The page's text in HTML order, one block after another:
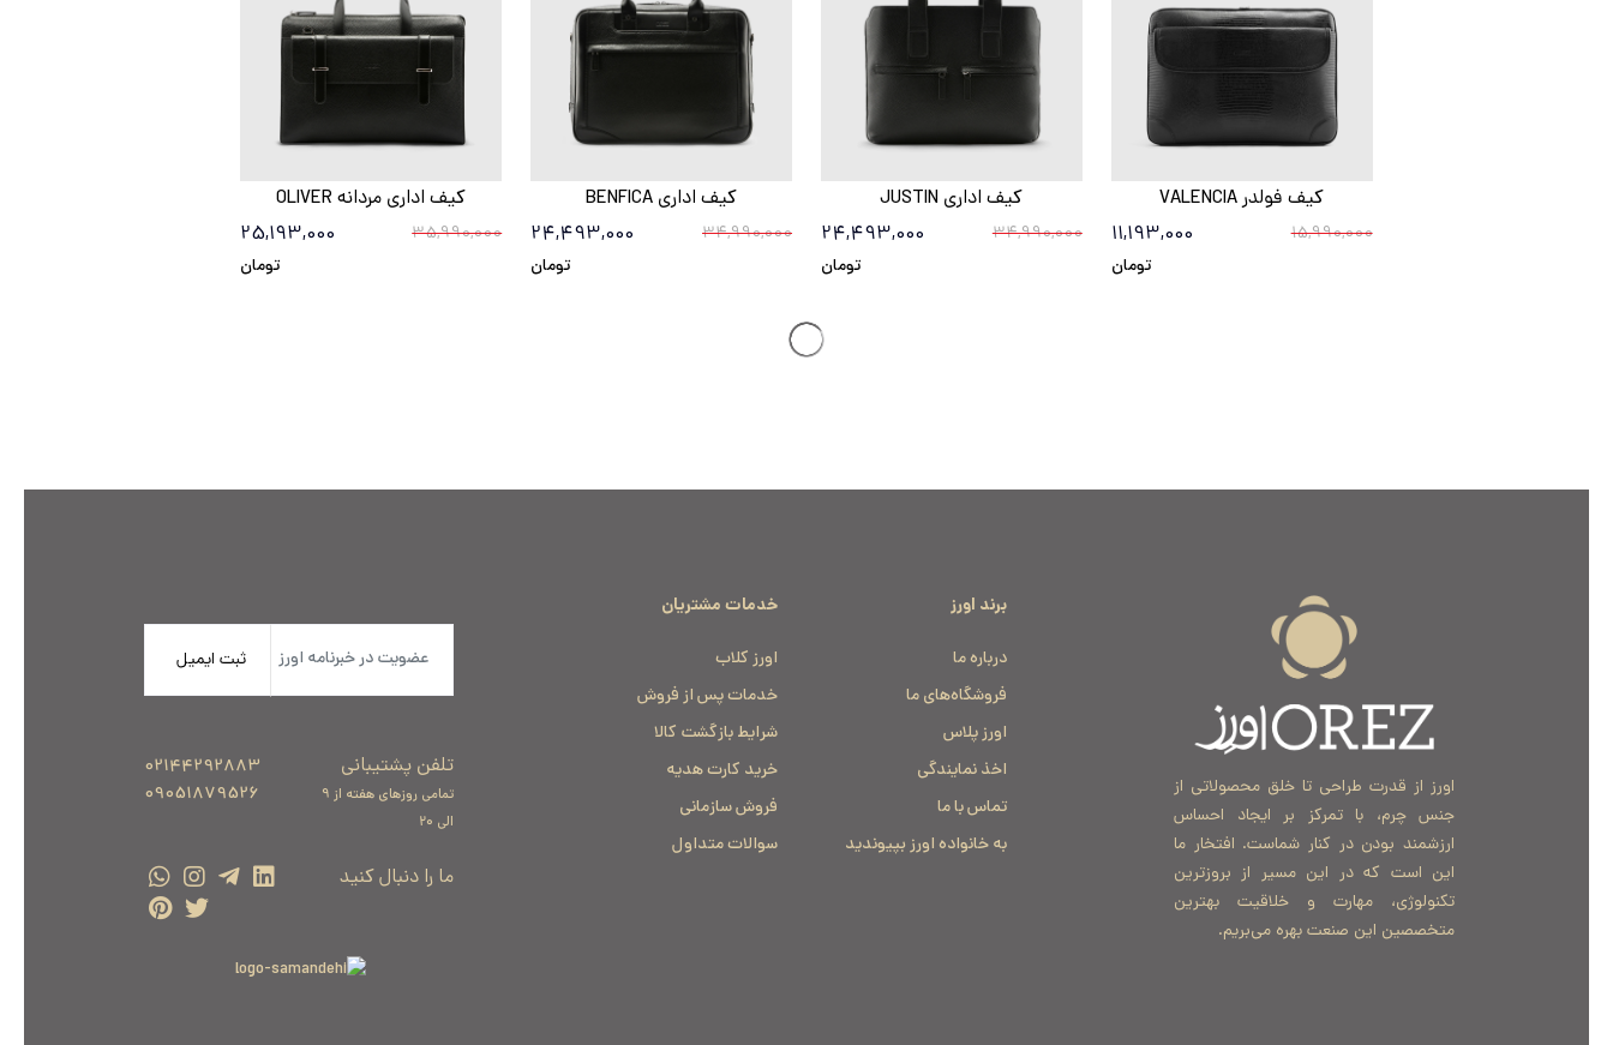
کیف فولدر VALENCIA
15,990,000
11,193,000
تومان
کیف اداری JUSTIN
34,990,000
24,493,000
تومان
کیف اداری BENFICA
34,990,000
24,493,000
تومان
کیف اداری مردانه OLIVER
35,990,000
25,193,000
تومان
اورز از قدرت طراحی تا خلق محصولاتی از
جنس چرم، با تمرکز بر ایجاد احساس
ارزشمند بودن در کنار شماست. افتخار ما
این است که در این مسیر از بروزترین
تکنولوژی، مهارت و خلاقیت بهترین
متخصصین این صنعت بهره می‌بریم.
برند اورز
درباره ما
فروشگاه‌های ما
اورز پلاس
اخذ نمایندگی
تماس با ما
به خانواده اورز بپیوندید
خدمات مشتریان
اورز کلاب
خدمات پس از فروش
شرایط بازگشت کالا
خرید کارت هدیه
فروش سازمانی
سوالات متداول
ثبت ایمیل
تلفن پشتیبانی
تمامی روزهای هفته از 9
الی 20
02144292883
09051879526
ما را دنبال کنید